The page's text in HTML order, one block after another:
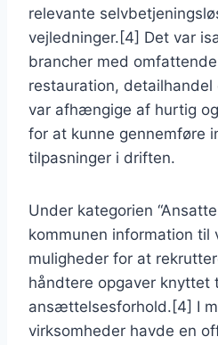
relevante
vejledninger.[4] Det var
brancher med
restauration,
var afhængige af hurtig
for at kunne gennemføre
tilpasninger i driften.
Under kategorien
kommunen information til
muligheder for at
håndtere opgaver knyttet
ansættelsesforhold.[4] I
virksomheder havde en